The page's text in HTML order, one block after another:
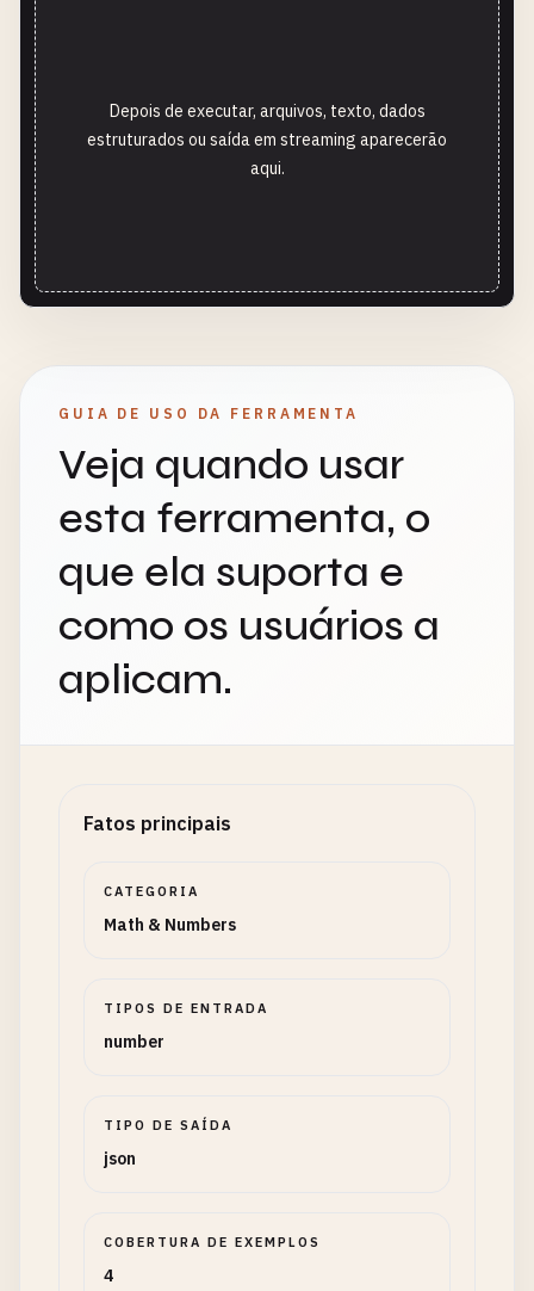
Depois de executar, arquivos, texto, dados
estruturados ou saída em streaming aparecerão
aqui.
GUIA DE USO DA FERRAMENTA
Veja quando usar
esta ferramenta, o
que ela suporta e
como os usuários a
aplicam.
Fatos principais
CATEGORIA
Math & Numbers
TIPOS DE ENTRADA
number
TIPO DE SAÍDA
json
COBERTURA DE EXEMPLOS
4